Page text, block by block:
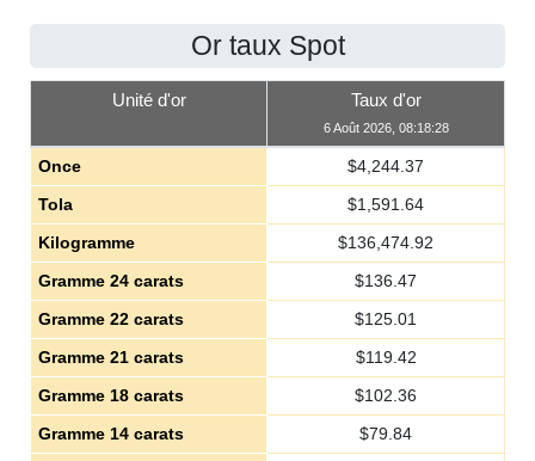
Or taux Spot
Unité d'or Taux d'or
6 Août 2026, 08:18:28
Once $4,244.37
Tola
$1,591.64
Kilogramme
$136,474.92
Gramme 24 carats
$136.47
Gramme 22 carats
$125.01
Gramme 21 carats
$119.42
Gramme 18 carats
$102.36
Gramme 14 carats
$79.84